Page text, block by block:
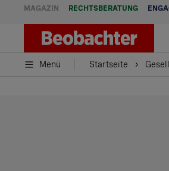
MAGAZIN RECHTSBERATUNG
Menü Startseite